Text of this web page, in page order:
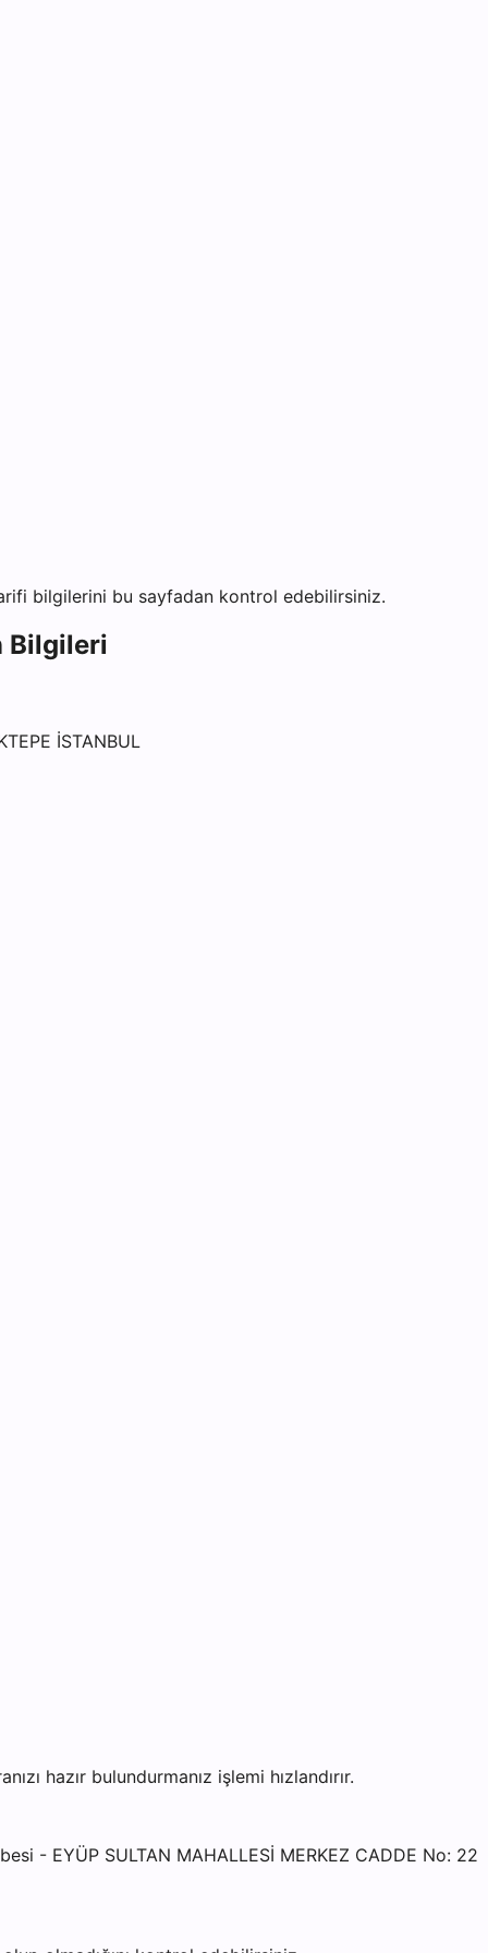
bilgilerini bu sayfadan kontrol edebilirsiniz.
Bilgileri
İSTANBUL
hazır bulundurmanız işlemi hızlandırır.
- EYÜP SULTAN MAHALLESİ MERKEZ CADDE No: 22